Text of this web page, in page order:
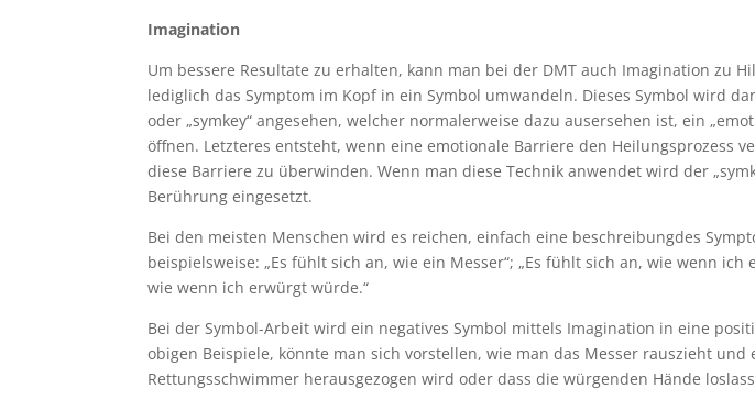
Imagination
Um bessere Resultate zu erhalten, kann man bei der DMT auch Imagination zu
lediglich das Symptom im Kopf in ein Symbol umwandeln. Dieses Symbol wird
oder „symkey“ angesehen, welcher normalerweise dazu ausersehen ist, ein
öffnen. Letzteres entsteht, wenn eine emotionale Barriere den Heilungsprozess
diese Barriere zu überwinden. Wenn man diese Technik anwendet wird der
Berührung eingesetzt.
Bei den meisten Menschen wird es reichen, einfach eine beschreibungdes
beispielsweise: „Es fühlt sich an, wie ein Messer“; „Es fühlt sich an, wie wenn ich
wie wenn ich erwürgt würde.“
Bei der Symbol-Arbeit wird ein negatives Symbol mittels Imagination in eine
obigen Beispiele, könnte man sich vorstellen, wie man das Messer rauszieht
Rettungsschwimmer herausgezogen wird oder dass die würgenden Hände